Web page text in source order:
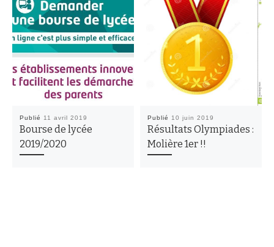
Publié 11 avril 2019
Bourse de lycée
2019/2020
Publié 10 juin 2019
Résultats Olympiades :
Molière 1er !!